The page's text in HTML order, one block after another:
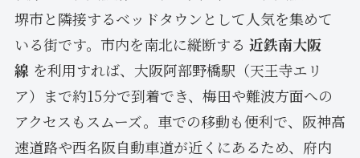
堺市と隣接するベッドタウンとして人気を集めて
いる街です。市内を南北に縦断する 近鉄南大阪
線 を利用すれば、大阪阿部野橋駅（天王寺エリ
ア）まで約15分で到着でき、梅田や難波方面への
アクセスもスムーズ。車での移動も便利で、阪神高
速道路や西名阪自動車道が近くにあるため、府内